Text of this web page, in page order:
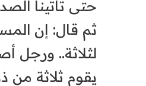
حتى تأتينا
ثم قال: إن
لثلاثة.. ورجل
يقوم ثلاثة من